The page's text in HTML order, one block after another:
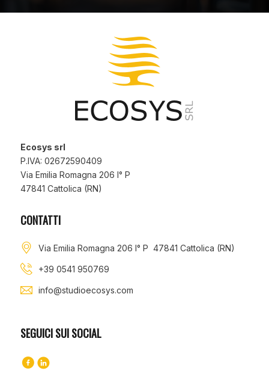
Ecosys srl
P.IVA: 02672590409
Via Emilia Romagna 206 I° P
47841 Cattolica (RN)
CONTATTI
Via Emilia Romagna 206 I° P 47841 Cattolica (RN)
+39 0541 950769
info@studioecosys.com
SEGUICI SUI SOCIAL